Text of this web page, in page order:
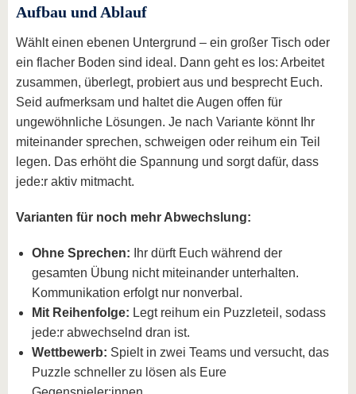
Aufbau und Ablauf
Wählt einen ebenen Untergrund – ein großer Tisch oder
ein flacher Boden sind ideal. Dann geht es los: Arbeitet
zusammen, überlegt, probiert aus und besprecht Euch.
Seid aufmerksam und haltet die Augen offen für
ungewöhnliche Lösungen. Je nach Variante könnt Ihr
miteinander sprechen, schweigen oder reihum ein Teil
legen. Das erhöht die Spannung und sorgt dafür, dass
jede:r aktiv mitmacht.
Varianten für noch mehr Abwechslung:
Ohne Sprechen: Ihr dürft Euch während der
gesamten Übung nicht miteinander unterhalten.
Kommunikation erfolgt nur nonverbal.
Mit Reihenfolge: Legt reihum ein Puzzleteil, sodass
jede:r abwechselnd dran ist.
Wettbewerb: Spielt in zwei Teams und versucht, das
Puzzle schneller zu lösen als Eure